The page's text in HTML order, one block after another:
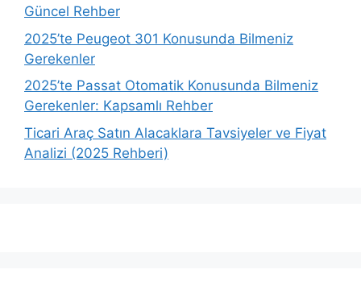
Güncel Rehber
2025’te Peugeot 301 Konusunda Bilmeniz
Gerekenler
2025’te Passat Otomatik Konusunda Bilmeniz
Gerekenler: Kapsamlı Rehber
Ticari Araç Satın Alacaklara Tavsiyeler ve Fiyat
Analizi (2025 Rehberi)